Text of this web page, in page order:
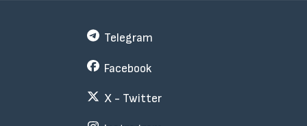
Telegram
Facebook
X - Twitter